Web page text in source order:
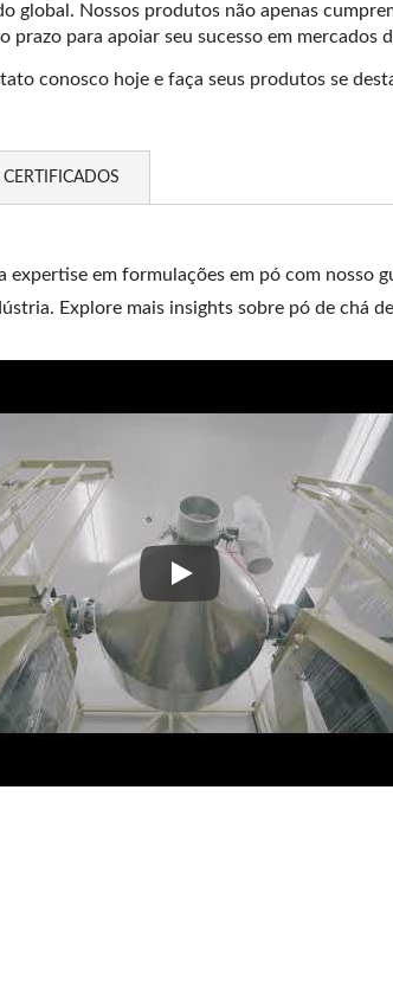
global. Nossos produtos não apenas
prazo para apoiar seu sucesso em mercados
conosco hoje e faça seus produtos se
CERTIFICADOS
expertise em formulações em pó com nosso
Explore mais insights sobre pó de chá
Aprimore sua expertise